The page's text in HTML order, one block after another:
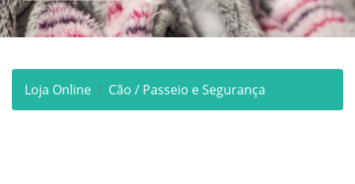
Loja Online Cão / Passeio e Segurança